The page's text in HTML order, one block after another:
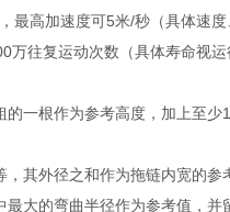
最高加速度可5米/秒（具体速度
万往复运动次数（具体寿命视运
一根作为参考高度，加上至
，其外径之和作为拖链内宽
大的弯曲半径作为参考值，